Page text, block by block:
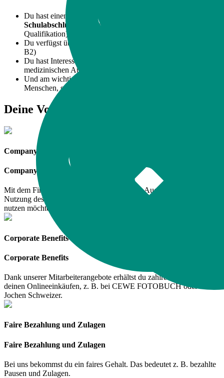
Du hast einen mindestens
Schulabschluss
(Realschule oder Hauptschule mit
Qualifikation)
Du verfügst über gute Deutschkenntnisse (mindestens Niveau
B2)
Du hast Interesse an sozialen, pflegerischen und
medizinischen Aufgaben
Und am wichtigsten: Du hast Spaß an der Arbeit mit
Menschen, soziales Gespür und bist zuverlässig!
Deine Vorteile
Company-Bike
Company-Bike
Mit dem Firmen-Fahrrad zur Arbeit? Gerne. Auch eine private
Nutzung des eigenen Company-Bikes ist möglich. Egal wie du es
nutzen möchtest, mit unserem Leasing-Angebot bleibst du mobil.
Corporate Benefits
Corporate Benefits
Dank unserer Mitarbeiterangebote erhältst du zahlreiche Rabatte bei
deinen Onlineeinkäufen, z. B. bei CEWE FOTOBUCH oder
Jochen Schweizer.
Faire Bezahlung und Zulagen
Faire Bezahlung und Zulagen
Bei uns bekommst du ein faires Gehalt. Das bedeutet z. B. bezahlte
Pausen und Zulagen.